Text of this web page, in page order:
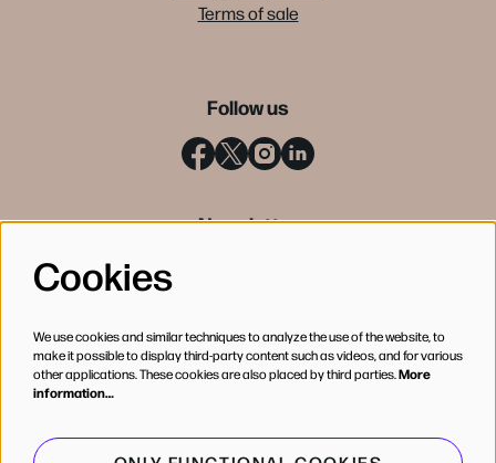
Terms of sale
Follow us
Newsletter
Cookies
We use cookies and similar techniques to analyze the use of the website, to
make it possible to display third-party content such as videos, and for various
other applications. These cookies are also placed by third parties.More
information…